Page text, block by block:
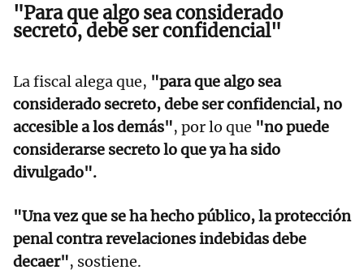
"Para que algo sea considerado
secreto, debe ser confidencial"
La fiscal alega que, "para que algo sea
considerado secreto, debe ser confidencial, no
accesible a los demás", por lo que "no puede
considerarse secreto lo que ya ha sido
divulgado".
"Una vez que se ha hecho público, la protección
penal contra revelaciones indebidas debe
decaer", sostiene.